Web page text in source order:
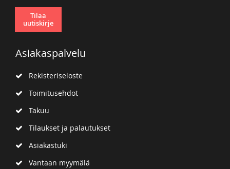
Tilaa
uutiskirje
Asiakaspalvelu
Rekisteriseloste
Toimitusehdot
Takuu
Tilaukset ja palautukset
Asiakastuki
Vantaan myymälä